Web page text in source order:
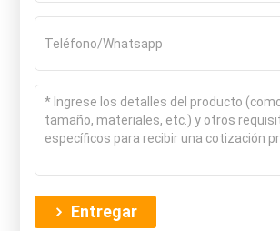
Entregar